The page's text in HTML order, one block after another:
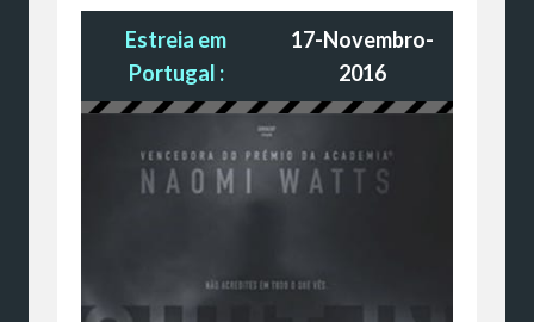
Estreia em
Portugal :
17-Novembro-
2016